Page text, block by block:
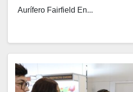
Aurífero Fairfield En...